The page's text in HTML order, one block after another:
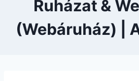
Ruházat &
(Webáruház) |